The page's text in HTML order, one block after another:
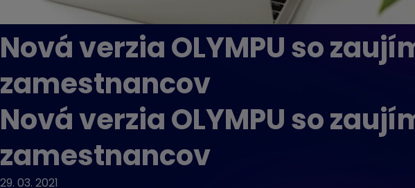
Nová verzia OLYMPU so
zamestnancov
Nová verzia OLYMPU so
zamestnancov
29. 03. 2021